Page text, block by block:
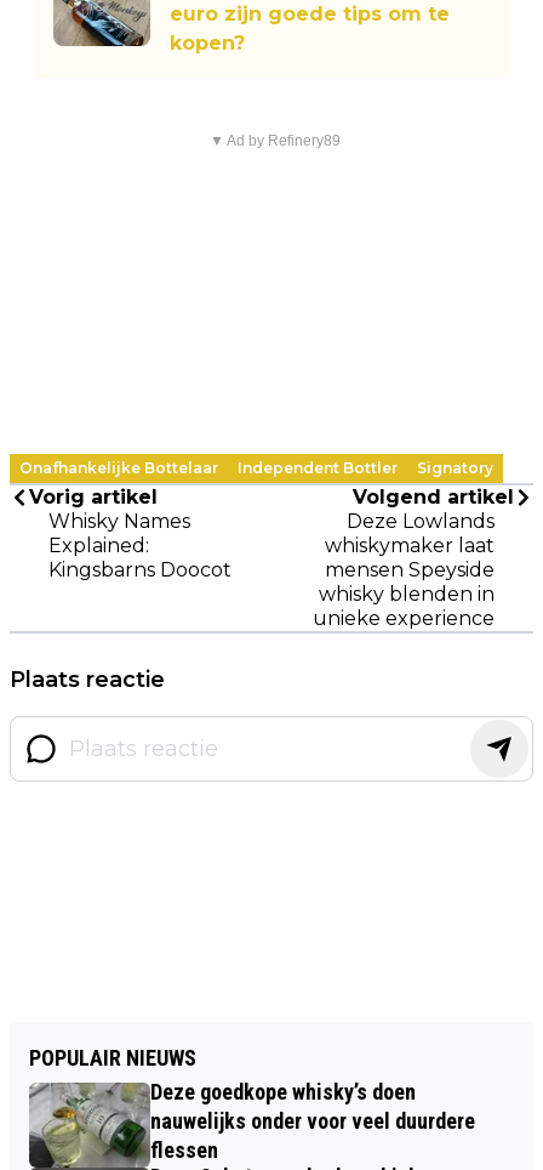
euro zijn goede tips om te
kopen?
▼ Ad by Refinery89
Onafhankelijke Bottelaar Independent Bottler Signatory
Vorig artikel
Whisky Names
Explained:
Kingsbarns Doocot
Volgend artikel
Deze Lowlands
whiskymaker laat
mensen Speyside
whisky blenden in
unieke experience
Plaats reactie
POPULAIR NIEUWS
Deze goedkope whisky’s doen
nauwelijks onder voor veel duurdere
flessen